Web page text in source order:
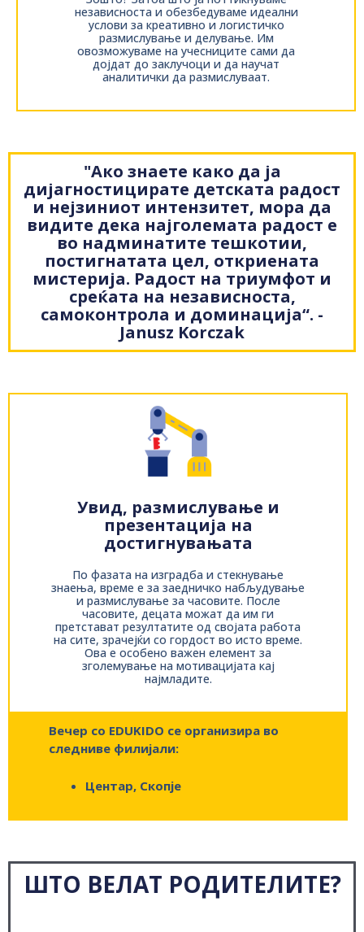
независноста и обезбедуваме идеални
услови за креативно и логистичко
размислување и делување. Им
овозможуваме на учесниците сами да
дојдат до заклучоци и да научат
аналитички да размислуваат.
"Ако знаете како да ја
дијагностицирате детската радост
и нејзиниот интензитет, мора да
видите дека најголемата радост е
во надминатите тешкотии,
постигнатата цел, откриената
мистерија. Радост на триумфот и
среќата на независноста,
самоконтрола и доминација“. -
Janusz Korczak
Увид, размислување и
презентација на
достигнувањата
По фазата на изградба и стекнување
знаења, време е за заедничко набљудување
и размислување за часовите. После
часовите, децата можат да им ги
претстават резултатите од својата работа
на сите, зрачејќи со гордост во исто време.
Ова е особено важен елемент за
зголемување на мотивацијата кај
најмладите.
Вечер со EDUKIDO се организира во
следниве филијали:
Центар, Скопје
ШТО ВЕЛАТ РОДИТЕЛИТЕ?